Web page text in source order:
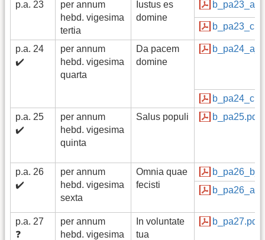
p.a. 23
per annum
hebd. vigesima
tertia
Iustus es
domine
p.a. 24
✔️
per annum
hebd. vigesima
quarta
Da pacem
domine
p.a. 25
✔️
per annum
hebd. vigesima
quinta
Salus populi b_pa25.pdf
p.a. 26
✔️
per annum
hebd. vigesima
sexta
Omnia quae
fecisti
p.a. 27
❓
per annum
hebd. vigesima
In voluntate
tua
b_pa27.pdf